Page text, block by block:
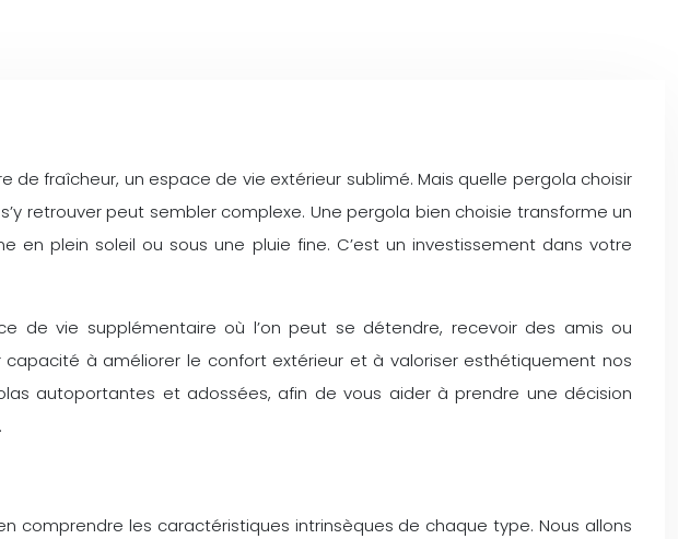
de fraîcheur, un espace de vie extérieur sublimé. Mais quelle pergola choisir
retrouver peut sembler complexe. Une pergola bien choisie transforme un
plein soleil ou sous une pluie fine. C’est un investissement dans votre
de vie supplémentaire où l’on peut se détendre, recevoir des amis ou
à améliorer le confort extérieur et à valoriser esthétiquement nos
autoportantes et adossées, afin de vous aider à prendre une décision
comprendre les caractéristiques intrinsèques de chaque type. Nous allons